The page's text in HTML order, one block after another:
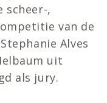
scheer-,
van de
Alves
uit
als jury.